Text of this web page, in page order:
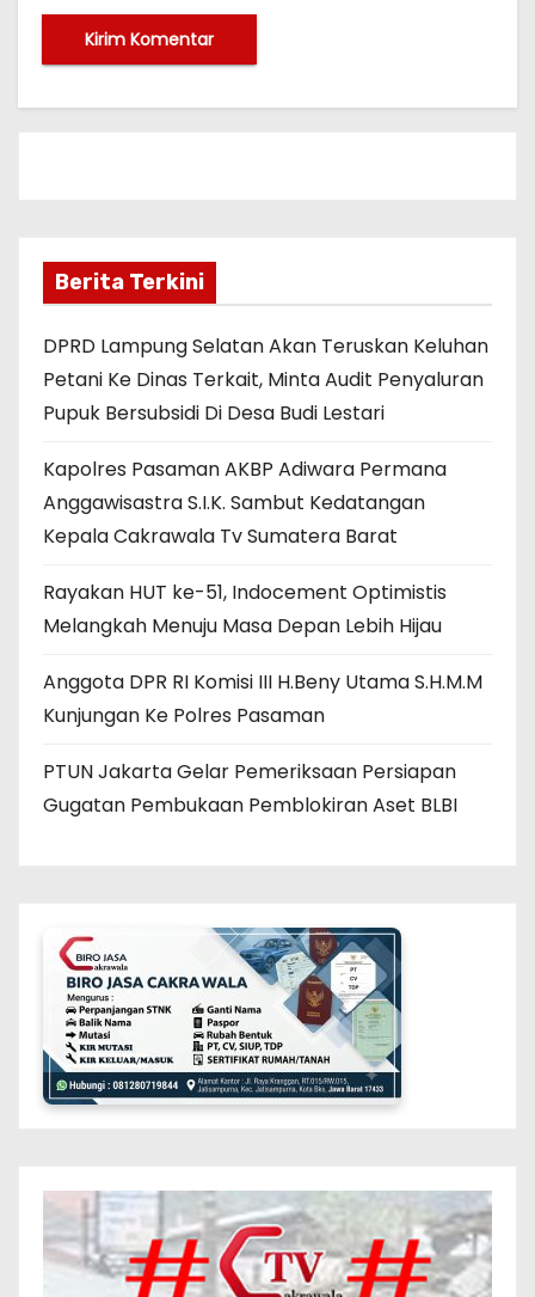
Berita Terkini
DPRD Lampung Selatan Akan Teruskan Keluhan
Petani Ke Dinas Terkait, Minta Audit Penyaluran
Pupuk Bersubsidi Di Desa Budi Lestari
Kapolres Pasaman AKBP Adiwara Permana
Anggawisastra S.I.K. Sambut Kedatangan
Kepala Cakrawala Tv Sumatera Barat
Rayakan HUT ke-51, Indocement Optimistis
Melangkah Menuju Masa Depan Lebih Hijau
Anggota DPR RI Komisi III H.Beny Utama S.H.M.M
Kunjungan Ke Polres Pasaman
PTUN Jakarta Gelar Pemeriksaan Persiapan
Gugatan Pembukaan Pemblokiran Aset BLBI